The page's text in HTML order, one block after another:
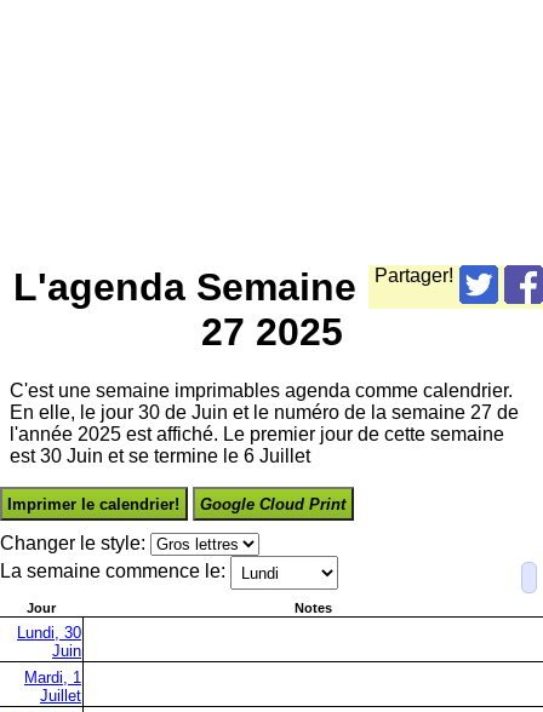
Partager!
L'agenda Semaine
27 2025
C'est une semaine imprimables agenda comme calendrier.
En elle, le jour 30 de Juin et le numéro de la semaine 27 de
l'année 2025 est affiché. Le premier jour de cette semaine
est 30 Juin et se termine le 6 Juillet
Imprimer le calendrier! Google Cloud Print
Changer le style:
La semaine commence le:
Jour Notes
Lundi, 30
Juin
Mardi, 1
Juillet